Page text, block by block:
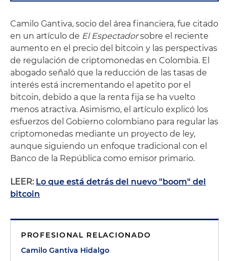
Camilo Gantiva, socio del área financiera, fue citado
en un artículo de El Espectadorsobre el reciente
aumento en el precio del bitcoin y las perspectivas
de regulación de criptomonedas en Colombia. El
abogado señaló que la reducción de las tasas de
interés está incrementando el apetito por el
bitcoin, debido a que la renta fija se ha vuelto
menos atractiva. Asimismo, el artículo explicó los
esfuerzos del Gobierno colombiano para regular las
criptomonedas mediante un proyecto de ley,
aunque siguiendo un enfoque tradicional con el
Banco de la República como emisor primario.
LEER: Lo que está detrás del nuevo "boom" del
bitcoin
PROFESIONAL RELACIONADO
Camilo Gantiva Hidalgo